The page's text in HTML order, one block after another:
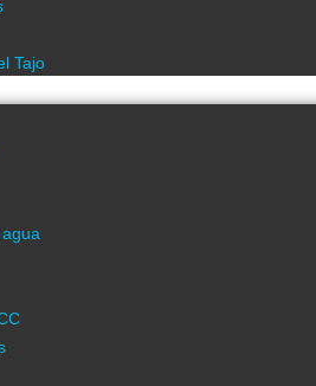
Tajo
Riego